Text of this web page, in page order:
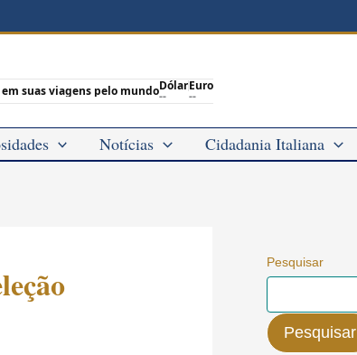
em suas viagens pelo mundoDólar
--
Euro
--
Notícias Cidadania Italiana
Pesquisar
Pesquisar